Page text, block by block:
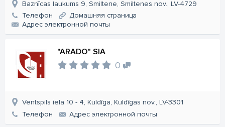
Baznīcas laukums 9, Smiltene, Smiltenes nov., LV-4729
Телефон
Домашняя страница
Aдрес электронной почты
"ARADO" SIA
0
Ventspils iela 10 - 4, Kuldīga, Kuldīgas nov., LV-3301
Телефон
Aдрес электронной почты